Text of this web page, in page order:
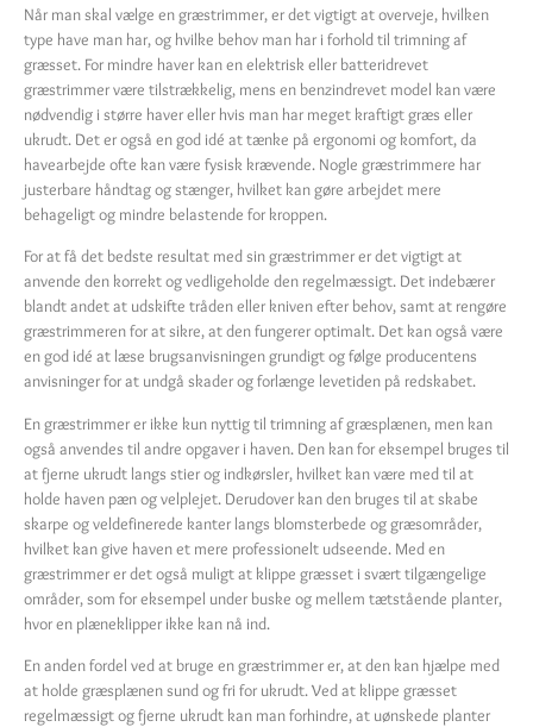
Når man skal vælge en græstrimmer, er det vigtigt at overveje, hvilken
type have man har, og hvilke behov man har i forhold til trimning af
græsset. For mindre haver kan en elektrisk eller batteridrevet
græstrimmer være tilstrækkelig, mens en benzindrevet model kan være
nødvendig i større haver eller hvis man har meget kraftigt græs eller
ukrudt. Det er også en god idé at tænke på ergonomi og komfort, da
havearbejde ofte kan være fysisk krævende. Nogle græstrimmere har
justerbare håndtag og stænger, hvilket kan gøre arbejdet mere
behageligt og mindre belastende for kroppen.
For at få det bedste resultat med sin græstrimmer er det vigtigt at
anvende den korrekt og vedligeholde den regelmæssigt. Det indebærer
blandt andet at udskifte tråden eller kniven efter behov, samt at rengøre
græstrimmeren for at sikre, at den fungerer optimalt. Det kan også være
en god idé at læse brugsanvisningen grundigt og følge producentens
anvisninger for at undgå skader og forlænge levetiden på redskabet.
En græstrimmer er ikke kun nyttig til trimning af græsplænen, men kan
også anvendes til andre opgaver i haven. Den kan for eksempel bruges til
at fjerne ukrudt langs stier og indkørsler, hvilket kan være med til at
holde haven pæn og velplejet. Derudover kan den bruges til at skabe
skarpe og veldefinerede kanter langs blomsterbede og græsområder,
hvilket kan give haven et mere professionelt udseende. Med en
græstrimmer er det også muligt at klippe græsset i svært tilgængelige
områder, som for eksempel under buske og mellem tætstående planter,
hvor en plæneklipper ikke kan nå ind.
En anden fordel ved at bruge en græstrimmer er, at den kan hjælpe med
at holde græsplænen sund og fri for ukrudt. Ved at klippe græsset
regelmæssigt og fjerne ukrudt kan man forhindre, at uønskede planter